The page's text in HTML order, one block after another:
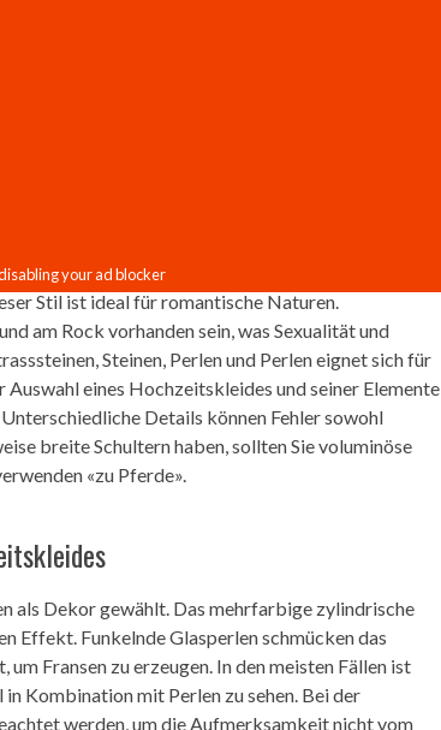
Stil ist ideal für romantische Naturen.
am Rock vorhanden sein, was Sexualität und
Steinen, Perlen und Perlen eignet sich für
eines Hochzeitskleides und seiner Elemente
Details können Fehler sowohl
breite Schultern haben, sollten Sie voluminöse
«zu Pferde».
als Dekor gewählt. Das mehrfarbige zylindrische
Effekt. Funkelnde Glasperlen schmücken das
Fransen zu erzeugen. In den meisten Fällen ist
Kombination mit Perlen zu sehen. Bei der
werden, um die Aufmerksamkeit nicht vom